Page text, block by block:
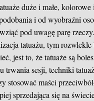
duże i małe,
i od wyobraźni
pod uwagę parę
tatuażu, tym
jest to, że tatuaże są
trwania sesji, techniki
stosować maści
sprzedająca się na